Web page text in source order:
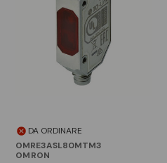
DA ORDINARE
OMRE3ASL80MTM3
OMRON